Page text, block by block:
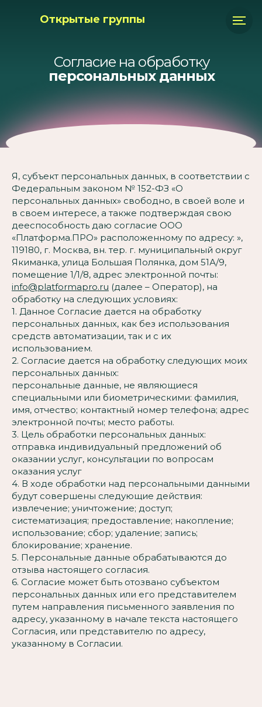
Согласие на обработку
персональных данных
Открытые группы
Я, субъект персональных данных, в соответствии с
Федеральным законом № 152-ФЗ «О
персональных данных» свободно, в своей воле и
в своем интересе, а также подтверждая свою
дееспособность даю согласие ООО
«Платформа.ПРО» расположенному по адресу: »,
119180, г. Москва, вн. тер. г. муниципальный округ
Якиманка, улица Большая Полянка, дом 51А/9,
помещение 1/1/8, адрес электронной почты:
info@platformapro.ru (далее – Оператор), на
обработку на следующих условиях:
1. Данное Согласие дается на обработку
персональных данных, как без использования
средств автоматизации, так и с их
использованием.
2. Согласие дается на обработку следующих моих
персональных данных:
персональные данные, не являющиеся
специальными или биометрическими: фамилия,
имя, отчество; контактный номер телефона; адрес
электронной почты; место работы.
3. Цель обработки персональных данных:
отправка индивидуальный предложений об
оказании услуг, консультации по вопросам
оказания услуг
4. В ходе обработки над персональными данными
будут совершены следующие действия:
извлечение; уничтожение; доступ;
систематизация; предоставление; накопление;
использование; сбор; удаление; запись;
блокирование; хранение.
5. Персональные данные обрабатываются до
отзыва настоящего согласия.
6. Согласие может быть отозвано субъектом
персональных данных или его представителем
путем направления письменного заявления по
адресу, указанному в начале текста настоящего
Согласия, или представителю по адресу,
указанному в Согласии.